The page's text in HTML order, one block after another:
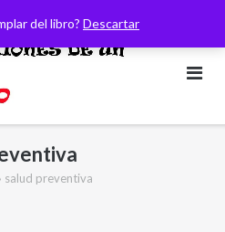
del libro? Descartar
salud preventiva